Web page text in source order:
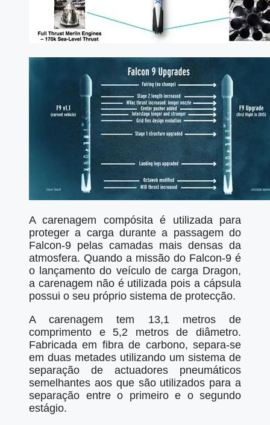
A carenagem compósita é utilizada para
proteger a carga durante a passagem do
Falcon-9 pelas camadas mais densas da
atmosfera. Quando a missão do Falcon-9 é
o lançamento do veículo de carga Dragon,
a carenagem não é utilizada pois a cápsula
possui o seu próprio sistema de protecção.
A carenagem tem 13,1 metros de
comprimento e 5,2 metros de diâmetro.
Fabricada em fibra de carbono, separa-se
em duas metades utilizando um sistema de
separação de actuadores pneumáticos
semelhantes aos que são utilizados para a
separação entre o primeiro e o segundo
estágio.